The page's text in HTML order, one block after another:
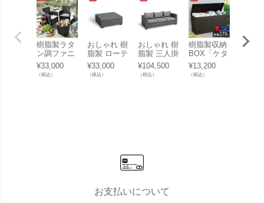
樹脂製ラタ
ン調ファニ
チャー「ケ
ター （KET
ER） アイ
¥33,000
（税込）
おしゃれ 樹
脂製 ローテ
ーブル「テ
ーブル ケタ
ー（KETE
¥33,000
（税込）
おしゃれ 樹
脂製 三人掛
け「3シー
ターソファ
ケター（KE
¥104,500
（税込）
樹脂製収納
BOX「ケタ
ー （KETE
R） コンフ
ィ ガーデン
¥13,200
（税込）
「3点
お支払いについて